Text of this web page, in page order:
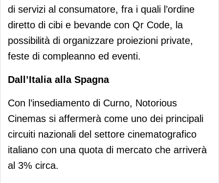
di servizi al consumatore, fra i quali l’ordine
diretto di cibi e bevande con Qr Code, la
possibilità di organizzare proiezioni private,
feste di compleanno ed eventi.
Dall’Italia alla Spagna
Con l’insediamento di Curno, Notorious
Cinemas si affermerà come uno dei principali
circuiti nazionali del settore cinematografico
italiano con una quota di mercato che arriverà
al 3% circa.